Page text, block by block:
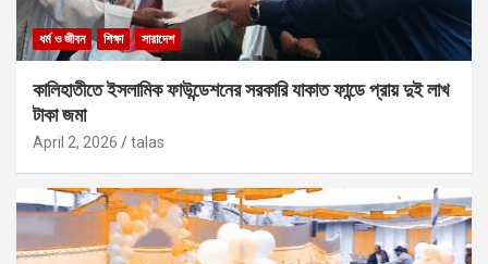
ধর্ম ও জীবন শিক্ষা সারাদেশ
কালিহাতীতে ইসলামিক ফাউন্ডেশনের সরকারি যাকাত ফান্ডে প্রায় দুই লাখ
টাকা জমা
April 2, 2026 talas